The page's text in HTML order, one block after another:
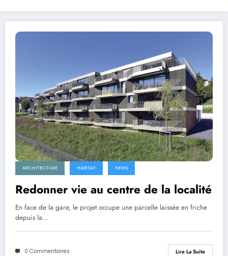
ARCHITECTURE HABITAT NEWS
Redonner vie au centre de la localité
En face de la gare, le projet occupe une parcelle laissée en friche
depuis la…
0 Commentaires Lire La Suite